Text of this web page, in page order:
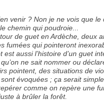
venir ? Non je ne vois que le
chemin qui poudroie...
de guet en Ardèche, deux
fumées qui pointeront
est aussi l’histoire d’un guet
ne sait nommer ou
pointent, des situations de
évoquées ; ça serait
comme on repère une
à brûler la forêt.